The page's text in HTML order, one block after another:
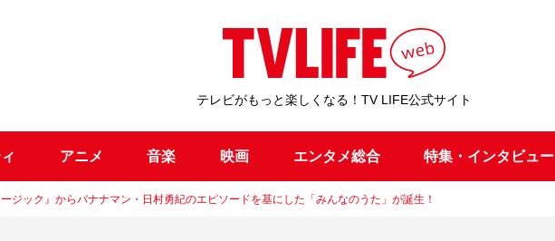
テレビがもっと楽しくなる！TV LIFE公式サイト
アニメ 音楽 映画 エンタメ総合 特集・インタビュー
ージック』からバナナマン・日村勇紀のエピソードを基にした「みんなのうた」が誕生！